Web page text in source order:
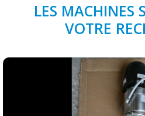
LES MACHINES
VOTRE